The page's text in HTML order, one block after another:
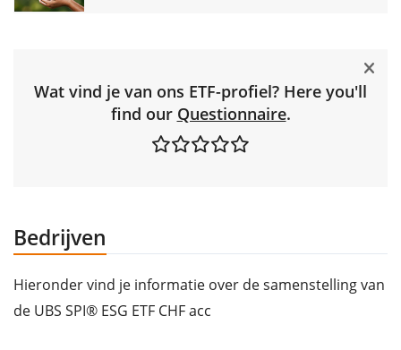
Wat vind je van ons ETF-profiel? Here you'll
find our Questionnaire.
Bedrijven
Hieronder vind je informatie over de samenstelling van
de UBS SPI® ESG ETF CHF acc